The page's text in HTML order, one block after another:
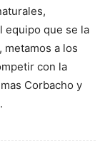
equipo que se la
metamos a los
con la
Corbacho y